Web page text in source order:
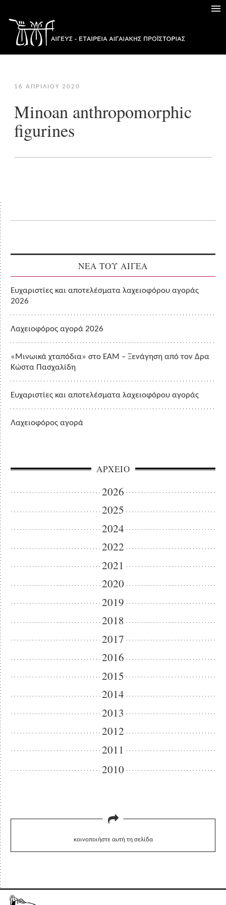
16 ΑΠΡΙΛΊΟΥ 2020
Minoan anthropomorphic
figurines
ΝΕΑ ΤΟΥ ΑΙΓΕΑ
Ευχαριστίες και αποτελέσματα λαχειοφόρου αγοράς
2026
Λαχειοφόρος αγορά 2026
«Μινωικά χταπόδια» στο ΕΑΜ – Ξενάγηση από τον Δρα
Κώστα Πασχαλίδη
Ευχαριστίες και αποτελέσματα λαχειοφόρου αγοράς
Λαχειοφόρος αγορά
ΑΡΧΕΙΟ
2026
2025
2024
2022
2021
2020
2019
2018
2017
2016
2015
2014
2013
2012
2011
2010
κοινοποιήστε αυτή τη σελίδα